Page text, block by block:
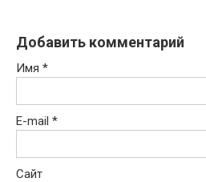
Добавить комментарий
Имя *
E-mail *
Сайт